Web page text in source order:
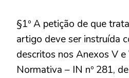
§1º A petição de que
artigo deve ser instruída
descritos nos Anexos V
Normativa – IN nº 281,